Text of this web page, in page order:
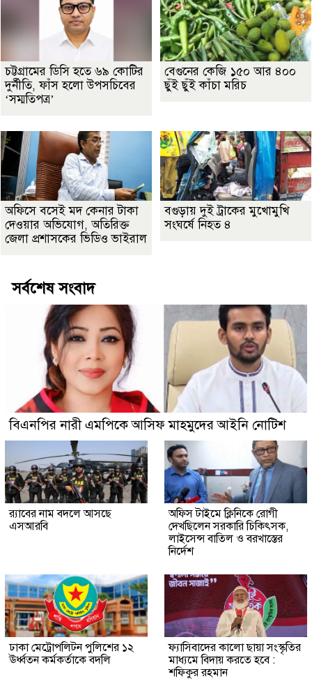
চট্টগ্রামের ডিসি হতে ৬৯ কোটির
দুর্নীতি, ফাঁস হলো উপসচিবের
‘সম্মতিপত্র’
বেগুনের কেজি ১৫০ আর ৪০০
ছুঁই ছুঁই কাঁচা মরিচ
অফিসে বসেই মদ কেনার টাকা
দেওয়ার অভিযোগ, অতিরিক্ত
জেলা প্রশাসকের ভিডিও ভাইরাল
বগুড়ায় দুই ট্রাকের মুখোমুখি
সংঘর্ষে নিহত ৪
সর্বশেষ সংবাদ
বিএনপির নারী এমপিকে আসিফ মাহমুদের আইনি নোটিশ
র‍্যাবের নাম বদলে আসছে
এসআরবি
অফিস টাইমে ক্লিনিকে রোগী
দেখছিলেন সরকারি চিকিৎসক,
লাইসেন্স বাতিল ও বরখাস্তের
নির্দেশ
ঢাকা মেট্রোপলিটন পুলিশের ১২
ঊর্ধ্বতন কর্মকর্তাকে বদলি
ফ্যাসিবাদের কালো ছায়া সংস্কৃতির
মাধ্যমে বিদায় করতে হবে :
শফিকুর রহমান